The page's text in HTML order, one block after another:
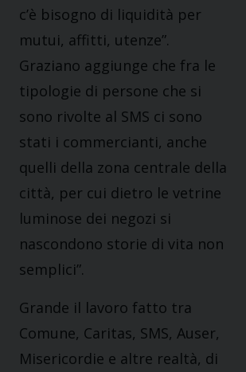
c’è bisogno di liquidità per
mutui, affitti, utenze”.
Graziano aggiunge che fra le
tipologie di persone che si
sono rivolte al SMS ci sono
stati i commercianti, anche
quelli della zona centrale della
città, per cui dietro le vetrine
luminose dei negozi si
nascondono storie di vita non
semplici”.
Grande il lavoro fatto tra
Comune, Caritas, SMS, Auser,
Misericordie e altre realtà, di